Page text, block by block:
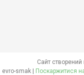
Сайт створений
Поскаржитися